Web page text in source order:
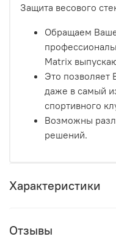
Защита весового
Обращаем
Matrix
Это позволяет
даже в самый
спортивного
Возможны
решений.
Характеристики
Отзывы